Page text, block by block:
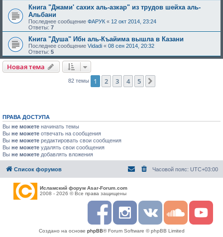
Книга "Джами' сахих аль-азкар" из трудов шейха аль-
Альбани
Последнее сообщение ФАРУК « 12 окт 2014, 23:24
Ответы: 7
Книга "Душа" Ибн аль-Къайима вышла в Казани
Последнее сообщение Vidadi « 08 сен 2014, 20:32
Ответы: 5
Новая тема
82 темы 1 2 3 4 5
ПРАВА ДОСТУПА
Вы не можете начинать темы
Вы не можете отвечать на сообщения
Вы не можете редактировать свои сообщения
Вы не можете удалять свои сообщения
Вы не можете добавлять вложения
Список форумов Часовой пояс: UTC+03:00
Исламский форум Asar-Forum.com
2008 - 2026 © Все права защищены
F
c
e
I
s
t
R
S
S
u
n
Y
u
Создано на основе phpBB® Forum Software © phpBB Limited